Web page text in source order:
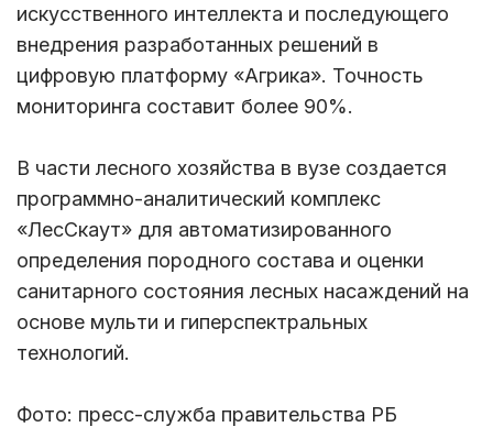
искусственного интеллекта и последующего
внедрения разработанных решений в
цифровую платформу «Агрика». Точность
мониторинга составит более 90%.
В части лесного хозяйства в вузе создается
программно-аналитический комплекс
«ЛесСкаут» для автоматизированного
определения породного состава и оценки
санитарного состояния лесных насаждений на
основе мульти и гиперспектральных
технологий.
Фото: пресс-служба правительства РБ